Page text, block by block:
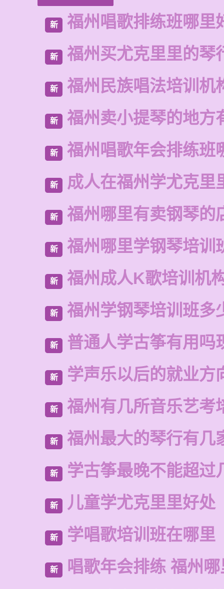
新 福州唱歌排练班哪里
新 福州买尤克里里的琴
新 福州民族唱法培训机
新 福州卖小提琴的地方
新 福州唱歌年会排练班
新 成人在福州学尤克里
新 福州哪里有卖钢琴的
新 福州哪里学钢琴培训
新 福州成人K歌培训机
新 福州学钢琴培训班多
新 普通人学古筝有用吗
新 学声乐以后的就业方
新 福州有几所音乐艺考
新 福州最大的琴行有几
新 学古筝最晚不能超过
新 儿童学尤克里里好处
新 学唱歌培训班在哪里
新 唱歌年会排练 福州